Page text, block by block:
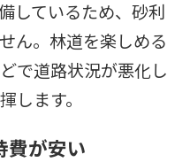
しているため、砂利
ん。林道を楽しめる
で道路状況が悪化し
します。
費が安い